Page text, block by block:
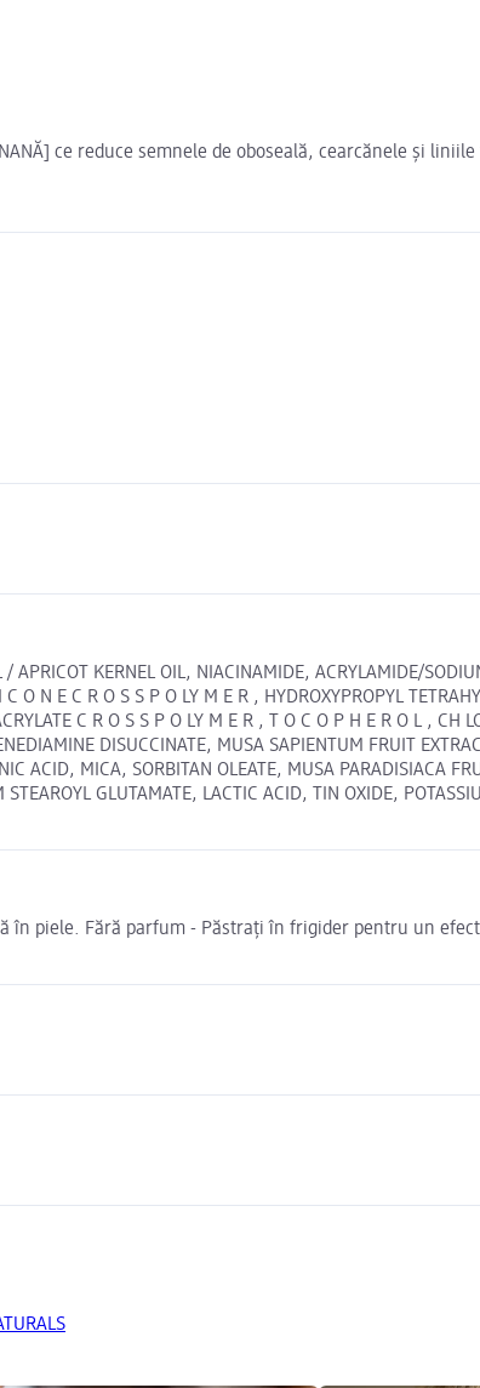
ce reduce semnele de oboseală, cearcănele și
KERNEL OIL, NIACINAMIDE, ACRYLAMIDE/
N E C R O S S P O LY M E R , HYDROXYPROPYL
C R O S S P O LY M E R , T O C O P H E R O L , CH
DISUCCINATE, MUSA SAPIENTUM FRUIT
ACID, MICA, SORBITAN OLEATE, MUSA PARADISIACA
GLUTAMATE, LACTIC ACID, TIN OXIDE,
piele. Fără parfum - Păstrați în frigider pentru un